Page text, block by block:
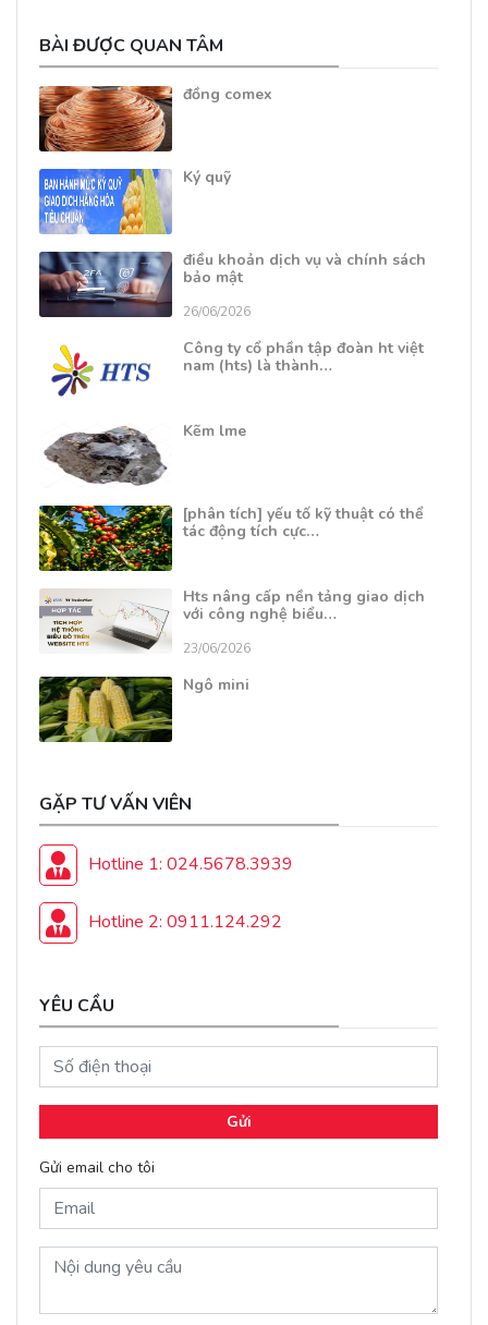
BÀI ĐƯỢC QUAN TÂM
đồng comex
Ký quỹ
điều khoản dịch vụ và chính sách
bảo mật
26/06/2026
Công ty cổ phần tập đoàn ht việt
nam (hts) là thành…
Kẽm lme
[phân tích] yếu tố kỹ thuật có thể
tác động tích cực…
Hts nâng cấp nền tảng giao dịch
với công nghệ biểu…
23/06/2026
Ngô mini
GẶP TƯ VẤN VIÊN
Hotline 1: 024.5678.3939
Hotline 2: 0911.124.292
YÊU CẦU
Gửi
Gửi email cho tôi